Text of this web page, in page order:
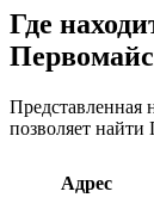
Где
Представленная
позволяет
Адрес